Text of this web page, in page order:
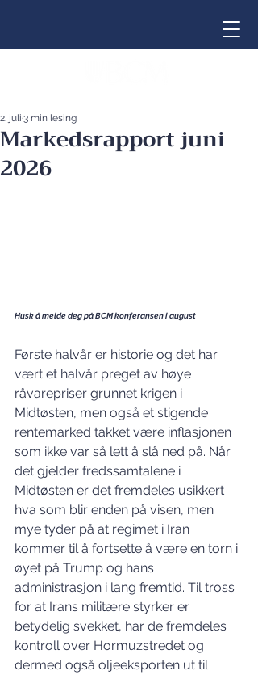
Markedsrapport juni
2026
2. juli 3 min lesing
Husk å melde deg på BCM konferansen i august
Første halvår er historie og det har
vært et halvår preget av høye
råvarepriser grunnet krigen i
Midtøsten, men også et stigende
rentemarked takket være inflasjonen
som ikke var så lett å slå ned på. Når
det gjelder fredssamtalene i
Midtøsten er det fremdeles usikkert
hva som blir enden på visen, men
mye tyder på at regimet i Iran
kommer til å fortsette å være en torn i
øyet på Trump og hans
administrasjon i lang fremtid. Til tross
for at Irans militære styrker er
betydelig svekket, har de fremdeles
kontroll over Hormuzstredet og
dermed også oljeeksporten ut til